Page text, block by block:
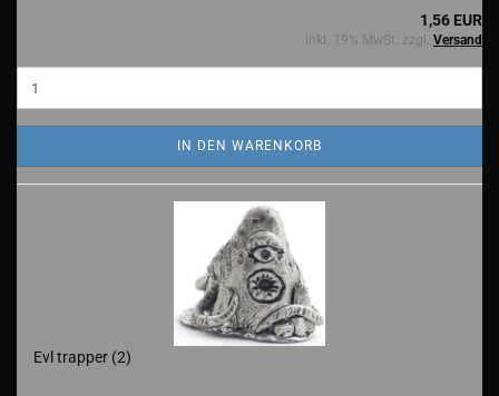
1,56 EUR
inkl. 19% MwSt. zzgl. Versand
IN DEN WARENKORB
Evl trapper (2)